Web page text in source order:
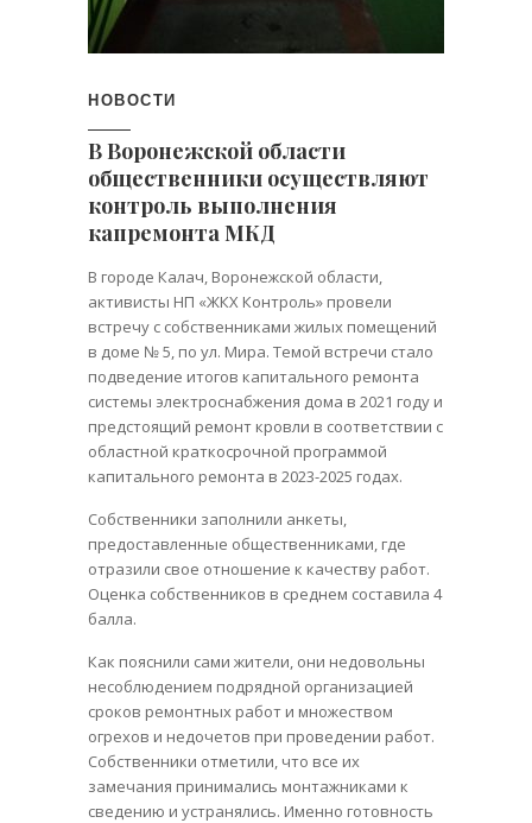
НОВОСТИ
В Воронежской области
общественники осуществляют
контроль выполнения
капремонта МКД
В городе Калач, Воронежской области,
активисты НП «ЖКХ Контроль» провели
встречу с собственниками жилых помещений
в доме № 5, по ул. Мира. Темой встречи стало
подведение итогов капитального ремонта
системы электроснабжения дома в 2021 году и
предстоящий ремонт кровли в соответствии с
областной краткосрочной программой
капитального ремонта в 2023-2025 годах.
Собственники заполнили анкеты,
предоставленные общественниками, где
отразили свое отношение к качеству работ.
Оценка собственников в среднем составила 4
балла.
Как пояснили сами жители, они недовольны
несоблюдением подрядной организацией
сроков ремонтных работ и множеством
огрехов и недочетов при проведении работ.
Собственники отметили, что все их
замечания принимались монтажниками к
сведению и устранялись. Именно готовность